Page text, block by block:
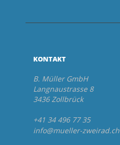
KONTAKT
B. Müller GmbH
Langnaustrasse 8
3436 Zollbrück
+41 34 496 77 35
info@mueller-zweirad.ch